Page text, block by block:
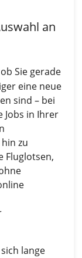
an
Sie gerade
eine neue
sind – bei
Jobs in Ihrer
zu
Fluglotsen,
lange